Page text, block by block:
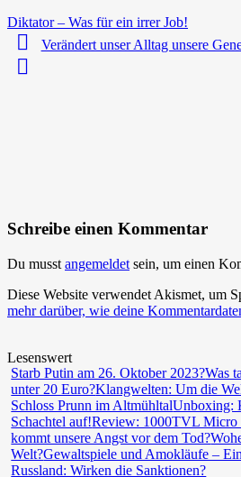
Diktator – Was für ein irrer Job!
Verändert unser Alltag unsere
Schreibe einen Kommentar
Du musst angemeldet sein, um einen
Diese Website verwendet Akismet, um
mehr darüber, wie deine
Lesenswert
Starb Putin am 26. Oktober 2023?Was
unter 20 Euro?Klangwelten: Um die
Schloss Prunn im AltmühltalUnboxing:
Schachtel auf!Review: 1000TVL Micro
kommt unsere Angst vor dem Tod?
Welt?Gewaltspiele und Amokläufe –
Russland: Wirken die Sanktionen?